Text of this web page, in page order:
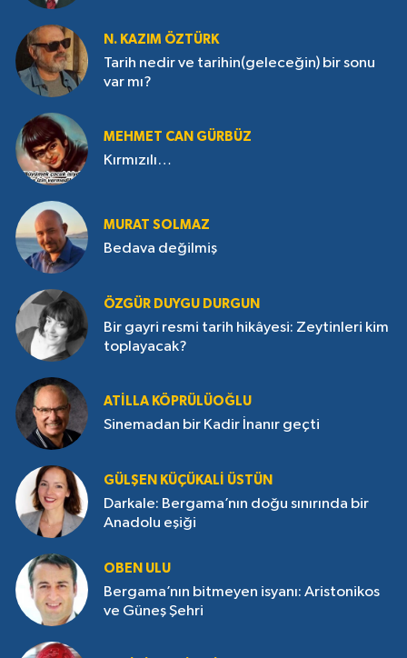
N. KAZIM ÖZTÜRK
Tarih nedir ve tarihin(geleceğin) bir sonu
var mı?
MEHMET CAN GÜRBÜZ
Kırmızılı…
MURAT SOLMAZ
Bedava değilmiş
ÖZGÜR DUYGU DURGUN
Bir gayri resmi tarih hikâyesi: Zeytinleri kim
toplayacak?
ATILLA KÖPRÜLÜOĞLU
Sinemadan bir Kadir İnanır geçti
GÜLŞEN KÜÇÜKALI ÜSTÜN
Darkale: Bergama’nın doğu sınırında bir
Anadolu eşiği
OBEN ULU
Bergama’nın bitmeyen isyanı: Aristonikos
ve Güneş Şehri